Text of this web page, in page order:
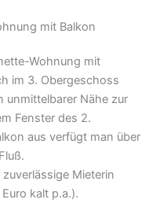
mit Balkon
Wohnung mit
im 3. Obergeschoss
unmittelbarer Nähe zur
Fenster des 2.
aus verfügt man über
Mieterin
kalt p.a.).